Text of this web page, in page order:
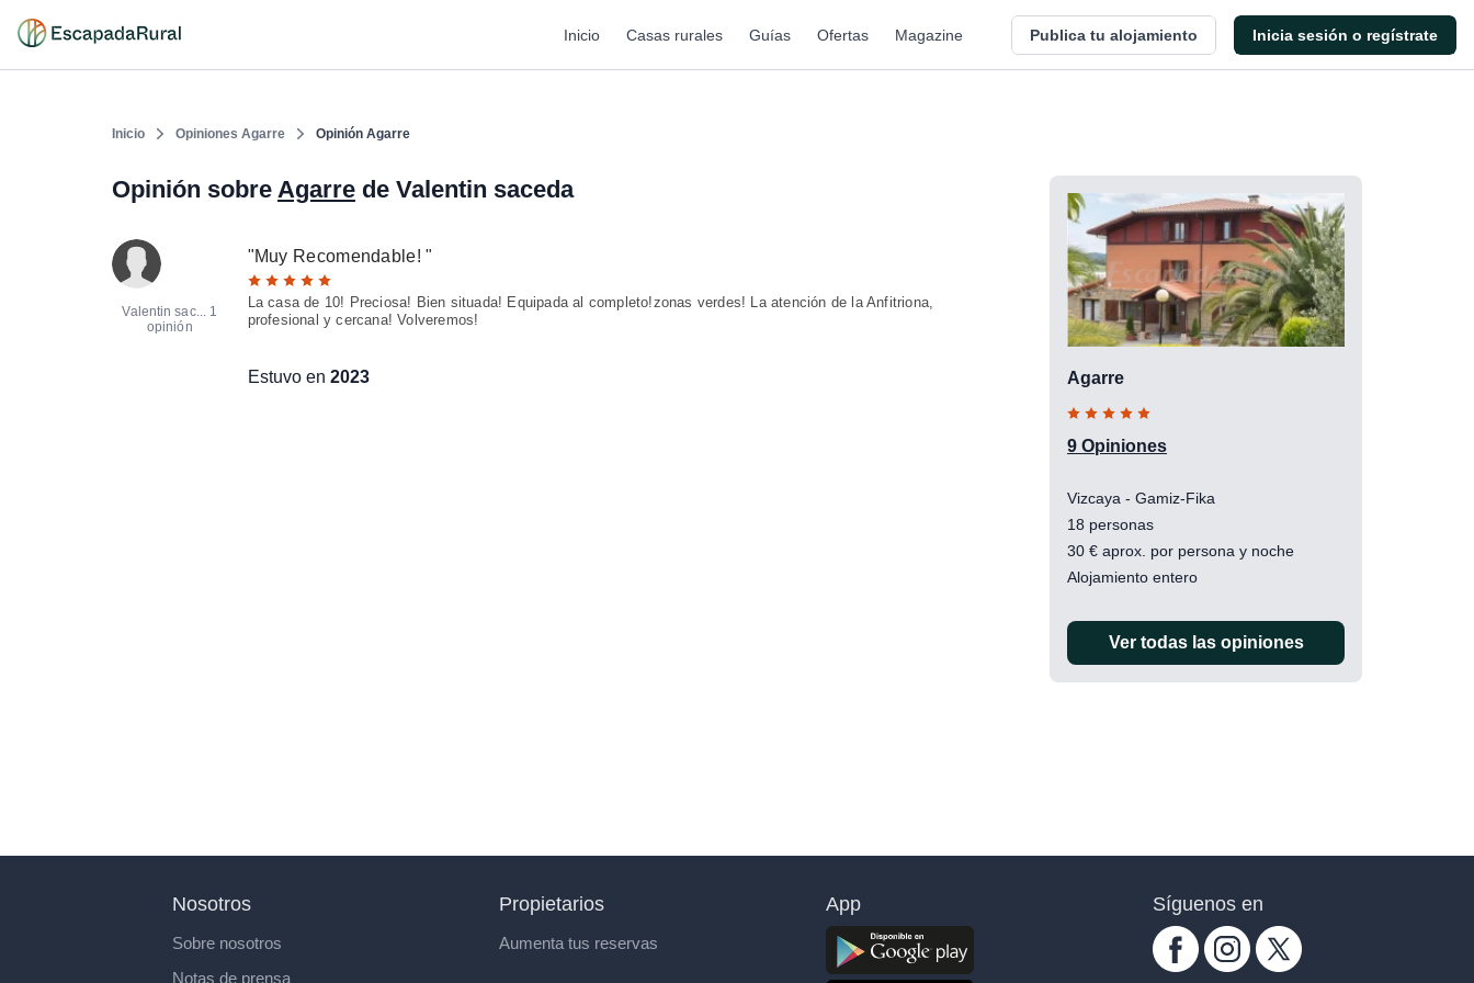
Inicio Casas rurales Guías Ofertas Magazine Publica tu alojamiento Inicia sesión o regístrate
Inicio Opiniones Agarre Opinión Agarre
Opinión sobre Agarre de Valentin saceda
Valentin sac... 1
opinión
"Muy Recomendable!"
La casa de 10! Preciosa! Bien situada! Equipada al completo!zonas verdes! La atención de la Anfitriona,
profesional y cercana! Volveremos!
Estuvo en 2023 Agarre
9 Opiniones
Vizcaya - Gamiz-Fika
18 personas
30 € aprox. por persona y noche
Alojamiento entero
Ver todas las opiniones
Nosotros
Sobre nosotros
Notas de prensa
Propietarios
Aumenta tus reservas
App Síguenos en